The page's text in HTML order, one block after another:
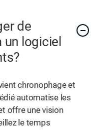
de
un logiciel
chronophage et
automatise les
offre une vision
le temps